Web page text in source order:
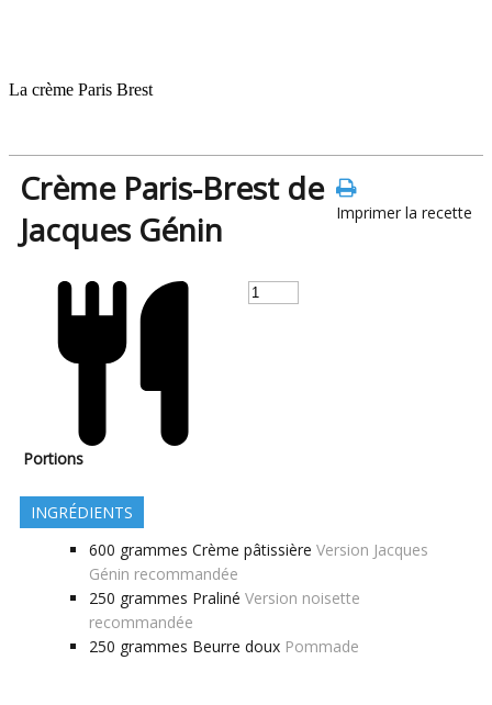
La crème Paris Brest
Imprimer la recette
Crème Paris-Brest de
Jacques Génin
Portions
INGRÉDIENTS
600 grammes Crème pâtissière Version Jacques
Génin recommandée
250 grammes Praliné Version noisette
recommandée
250 grammes Beurre doux Pommade